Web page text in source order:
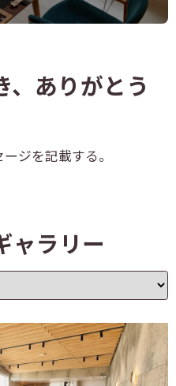
、ありがとう
ジを記載する。
ャラリー